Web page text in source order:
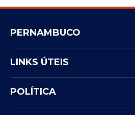
PERNAMBUCO
LINKS ÚTEIS
POLÍTICA